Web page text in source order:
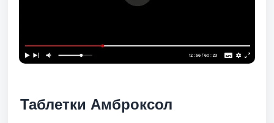
Таблетки Амброксол